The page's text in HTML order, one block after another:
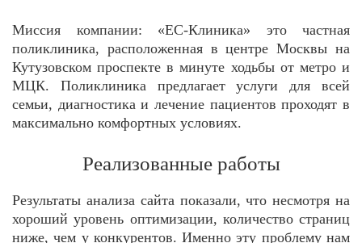
Миссия компании: «ЕС-Клиника» это частная
поликлиника, расположенная в центре Москвы на
Кутузовском проспекте в минуте ходьбы от метро и
МЦК. Поликлиника предлагает услуги для всей
семьи, диагностика и лечение пациентов проходят в
максимально комфортных условиях.
Реализованные работы
Результаты анализа сайта показали, что несмотря на
хороший уровень оптимизации, количество страниц
ниже, чем у конкурентов. Именно эту проблему нам